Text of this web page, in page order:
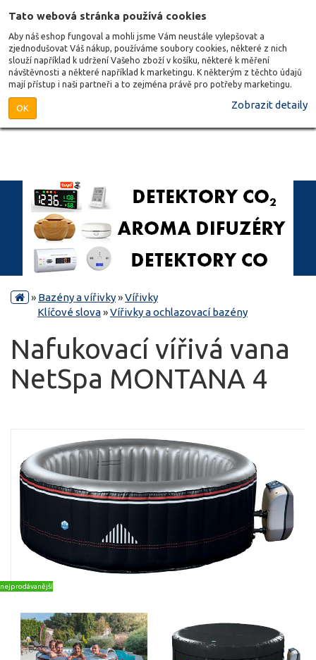
Tato webová stránka používá cookies
Aby náš eshop fungoval a mohli jsme Vám neustále vylepšovat a
zjednodušovat Váš nákup, používáme soubory cookies, některé z nich
slouží například k udržení Vašeho zboží v košíku, některé k měření
návštěvnosti a některé například k marketingu. K některým z těchto údajů
mají přístup i naši partneři a to zejména právě pro potřeby marketingu.
OK Zobrazit detaily
» Bazény a vířivky»Vířivky
Klíčové slova»Vířivky a ochlazovací bazény
Nafukovací vířivá vana
NetSpa MONTANA 4
nejprodávanější